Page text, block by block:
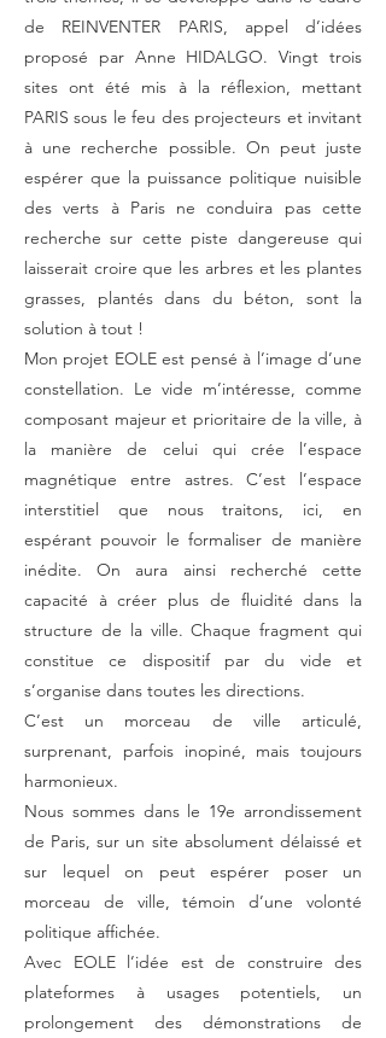
de REINVENTER PARIS, appel d’idées
proposé par Anne HIDALGO. Vingt trois
sites ont été mis à la réflexion, mettant
PARIS sous le feu des projecteurs et invitant
à une recherche possible. On peut juste
espérer que la puissance politique nuisible
des verts à Paris ne conduira pas cette
recherche sur cette piste dangereuse qui
laisserait croire que les arbres et les plantes
grasses, plantés dans du béton, sont la
solution à tout !
Mon projet EOLE est pensé à l’image d’une
constellation. Le vide m’intéresse, comme
composant majeur et prioritaire de la ville, à
la manière de celui qui crée l’espace
magnétique entre astres. C’est l’espace
interstitiel que nous traitons, ici, en
espérant pouvoir le formaliser de manière
inédite. On aura ainsi recherché cette
capacité à créer plus de fluidité dans la
structure de la ville. Chaque fragment qui
constitue ce dispositif par du vide et
s’organise dans toutes les directions.
C’est un morceau de ville articulé,
surprenant, parfois inopiné, mais toujours
harmonieux.
Nous sommes dans le 19e arrondissement
de Paris, sur un site absolument délaissé et
sur lequel on peut espérer poser un
morceau de ville, témoin d’une volonté
politique affichée.
Avec EOLE l’idée est de construire des
plateformes à usages potentiels, un
prolongement des démonstrations de